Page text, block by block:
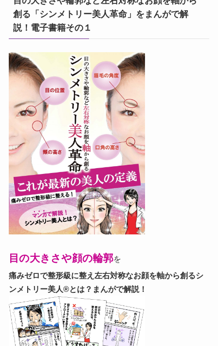
創る「シンメトリー美人革命」をまんがで解
説！電子書籍その１
目の大きさや顔の輪郭を
痛みゼロで整形級に整え左右対称なお顔を軸から創るシ
ンメトリー美人®とは？まんがで解説！